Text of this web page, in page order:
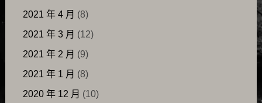
2021 年 4 月 (8)
2021 年 3 月 (12)
2021 年 2 月 (9)
2021 年 1 月 (8)
2020 年 12 月 (10)